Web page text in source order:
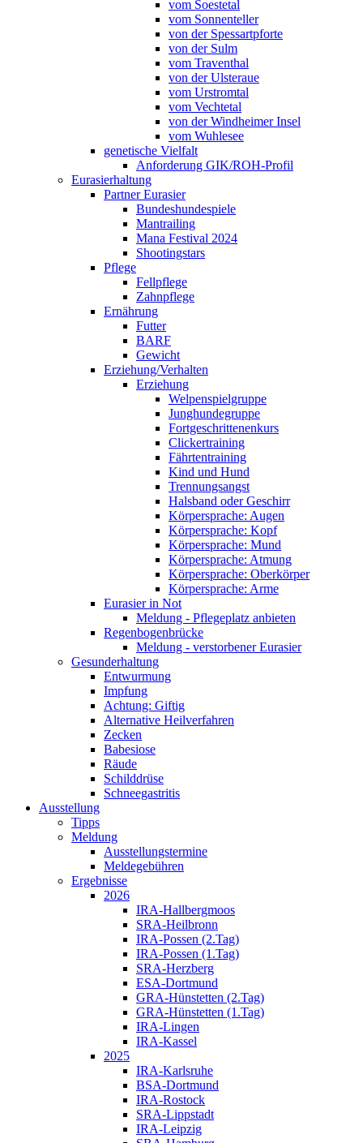
vom Soestetal
vom Sonnenteller
von der Spessartpforte
von der Sulm
vom Traventhal
von der Ulsteraue
vom Urstromtal
vom Vechtetal
von der Windheimer Insel
vom Wuhlesee
genetische Vielfalt
Anforderung GIK/ROH-Profil
Eurasierhaltung
Partner Eurasier
Bundeshundespiele
Mantrailing
Mana Festival 2024
Shootingstars
Pflege
Fellpflege
Zahnpflege
Ernährung
Futter
BARF
Gewicht
Erziehung/Verhalten
Erziehung
Welpenspielgruppe
Junghundegruppe
Fortgeschrittenenkurs
Clickertraining
Fährtentraining
Kind und Hund
Trennungsangst
Halsband oder Geschirr
Körpersprache: Augen
Körpersprache: Kopf
Körpersprache: Mund
Körpersprache: Atmung
Körpersprache: Oberkörper
Körpersprache: Arme
Eurasier in Not
Meldung - Pflegeplatz anbieten
Regenbogenbrücke
Meldung - verstorbener Eurasier
Gesunderhaltung
Entwurmung
Impfung
Achtung: Giftig
Alternative Heilverfahren
Zecken
Babesiose
Räude
Schilddrüse
Schneegastritis
Ausstellung
Tipps
Meldung
Ausstellungstermine
Meldegebühren
Ergebnisse
2026
IRA-Hallbergmoos
SRA-Heilbronn
IRA-Possen (2.Tag)
IRA-Possen (1.Tag)
SRA-Herzberg
ESA-Dortmund
GRA-Hünstetten (2.Tag)
GRA-Hünstetten (1.Tag)
IRA-Lingen
IRA-Kassel
2025
IRA-Karlsruhe
BSA-Dortmund
IRA-Rostock
SRA-Lippstadt
IRA-Leipzig